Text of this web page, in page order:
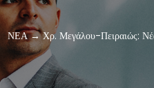
ΝΕΑ → Χρ. Μεγάλου-Πειραιώς: